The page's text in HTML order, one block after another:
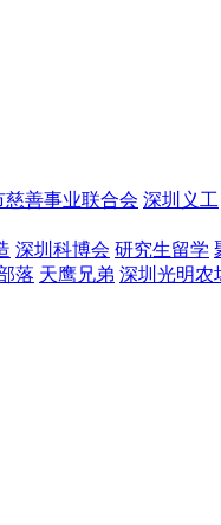
慈善事业联合会 深圳义工
深圳科博会 研究生留学
落 天鹰兄弟 深圳光明农